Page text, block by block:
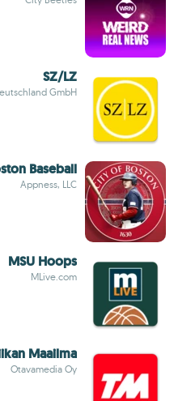
SZ/LZ
GmbH
Baseball
Appness, LLC
MSU Hoops
MLive.com
Maailma
Otavamedia Oy